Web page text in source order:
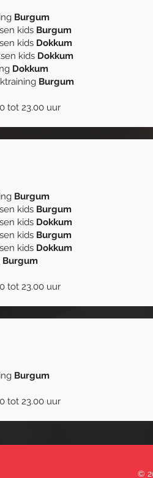
Burgum
kids Burgum
kids Dokkum
kids Dokkum
Dokkum
Burgum
tot 23.00 uur
Burgum
kids Burgum
kids Dokkum
kids Burgum
kids Dokkum
Burgum
tot 23.00 uur
Burgum
tot 23.00 uur
©